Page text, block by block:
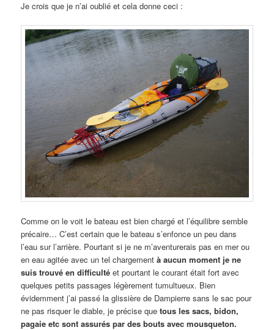
Je crois que je n’ai oublié et cela donne ceci :
Comme on le voit le bateau est bien chargé et l’équilibre semble
précaire… C’est certain que le bateau s’enfonce un peu dans
l’eau sur l’arrière. Pourtant si je ne m’aventurerais pas en mer ou
en eau agitée avec un tel chargement à aucun moment je ne
suis trouvé en difficulté et pourtant le courant était fort avec
quelques petits passages légèrement tumultueux. Bien
évidemment j’ai passé la glissière de Dampierre sans le sac pour
ne pas risquer le diable, je précise que tous les sacs, bidon,
pagaie etc sont assurés par des bouts avec mousqueton.